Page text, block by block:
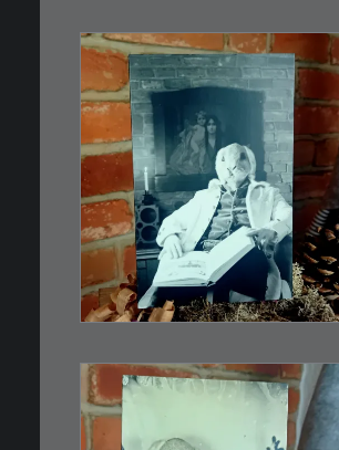
3,00
Limitierte Auflage. Original:
Abzug von 35mm…